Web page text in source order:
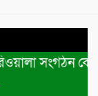
সংগঠন কেন্দ্রীয়